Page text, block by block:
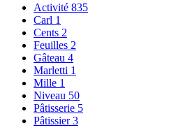
Activité 835
Carl 1
Cents 2
Feuilles 2
Gâteau 4
Marletti 1
Mille 1
Niveau 50
Pâtisserie 5
Pâtissier3